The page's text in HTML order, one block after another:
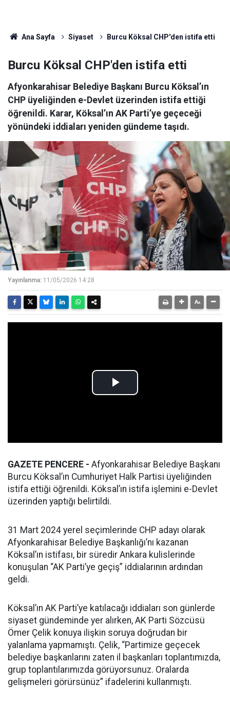
Ana Sayfa Siyaset Burcu Köksal CHP'den istifa etti
Burcu Köksal CHP'den istifa etti
Afyonkarahisar Belediye Başkanı Burcu Köksal’ın
CHP üyeliğinden e-Devlet üzerinden istifa ettiği
öğrenildi. Karar, Köksal’ın AK Parti’ye geçeceği
yönündeki iddiaları yeniden gündeme taşıdı.
Yayınlanma: 11/05/2026 14:28
GAZETE PENCERE - Afyonkarahisar Belediye Başkanı
Burcu Köksal’ın Cumhuriyet Halk Partisi üyeliğinden
istifa ettiği öğrenildi. Köksal’ın istifa işlemini e-Devlet
üzerinden yaptığı belirtildi.
31 Mart 2024 yerel seçimlerinde CHP adayı olarak
Afyonkarahisar Belediye Başkanlığı’nı kazanan
Köksal’ın istifası, bir süredir Ankara kulislerinde
konuşulan “AK Parti’ye geçiş” iddialarının ardından
geldi.
Köksal’ın AK Parti’ye katılacağı iddiaları son günlerde
siyaset gündeminde yer alırken, AK Parti Sözcüsü
Ömer Çelik konuya ilişkin soruya doğrudan bir
yalanlama yapmamıştı. Çelik, “Partimize geçecek
belediye başkanlarını zaten il başkanları toplantımızda,
grup toplantılarımızda görüyorsunuz. Oralarda
gelişmeleri görürsünüz” ifadelerini kullanmıştı.